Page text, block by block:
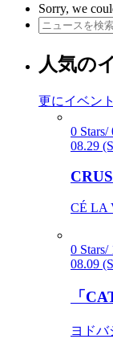
Sorry, we
人気の
更にイベン
0 Stars/
08.29
CÉ LA
0 Stars/
08.09
「
ヨドバ